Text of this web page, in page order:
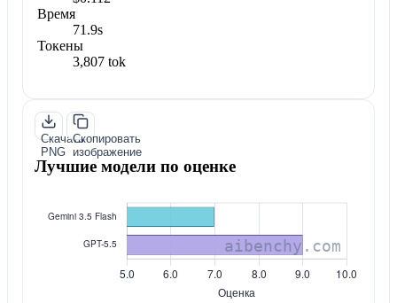
Время
71.9s
Токены
3,807 tok
Скачать
PNG
Скопировать
изображение
Лучшие модели по оценке